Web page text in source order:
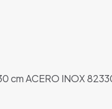
cm ACERO INOX